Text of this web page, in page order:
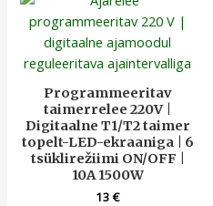
Programmeeritav
taimerrelee 220V |
Digitaalne T1/T2 taimer
topelt-LED-ekraaniga | 6
tsüklirežiimi ON/OFF |
10A 1500W
13€